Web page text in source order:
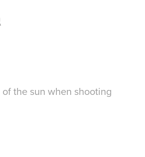
the sun when shooting